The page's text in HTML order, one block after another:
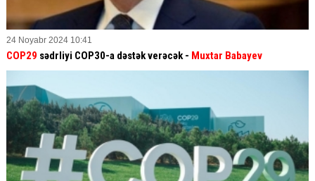
24 Noyabr 2024 10:41
COP29 sədrliyi COP30-a dəstək verəcək - Muxtar Babayev